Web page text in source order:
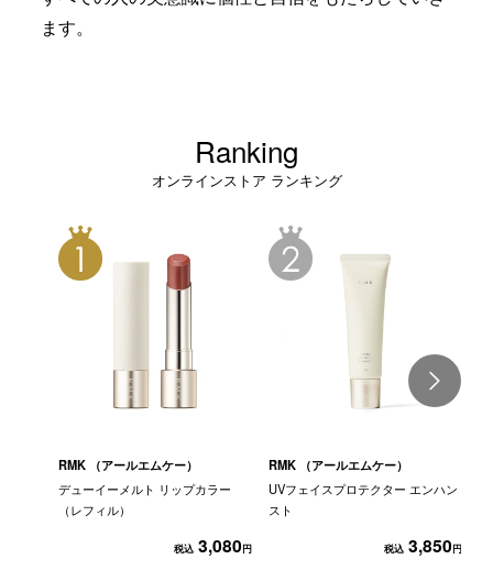
ます。
Ranking
オンラインストア ランキング
RMK （アールエムケー）
デューイーメルト リップカラー
（レフィル）
税込 3,080円
RMK （アールエムケー）
UVフェイスプロテクター エンハン
スト
税込 3,850円